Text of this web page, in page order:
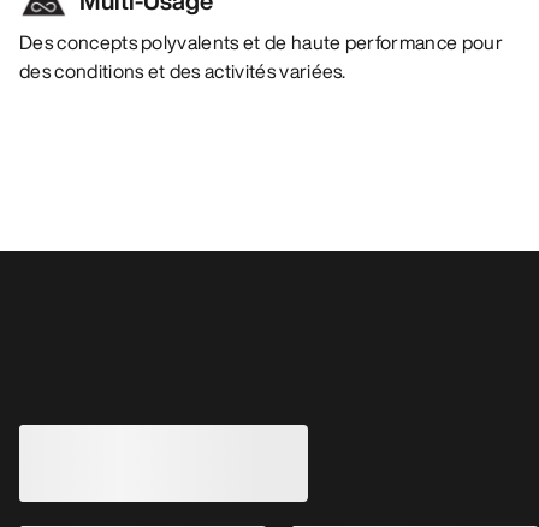
Des concepts polyvalents et de haute performance pour
des conditions et des activités variées.
Hardshell robuste pour les conditions